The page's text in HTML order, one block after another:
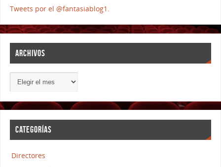
Tweets por el @fantasiablog1.
ARCHIVOS
CATEGORÍAS
Directores